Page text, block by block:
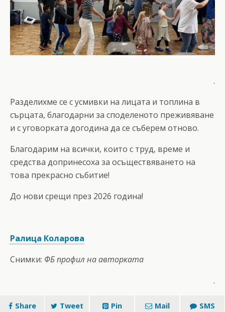
.
Разделихме се с усмивки на лицата и топлина в
сърцата, благодарни за споделеното преживяване
и с уговорката догодина да се съберем отново.
Благодарим на всички, които с труд, време и
средства допринесоха за осъществяването на
това прекрасно събитие!
До нови срещи през 2026 година!
Ралица Коларова
Снимки: ФБ профил на авторката
.
Share Tweet Pin Mail SMS